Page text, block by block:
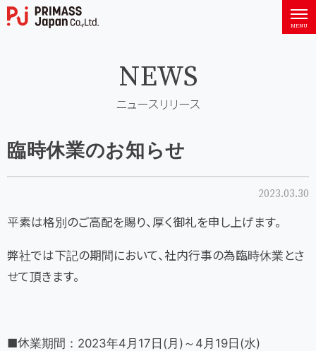
PRIMASS Japan Co., Ltd. MENU
NEWS
ニュースリリース
臨時休業のお知らせ
2023.03.30
平素は格別のご高配を賜り、厚く御礼を申し上げます。
弊社では下記の期間において、社内行事の為臨時休業とさ
せて頂きます。
■休業期間：2023年4月17日(月)～4月19日(水)